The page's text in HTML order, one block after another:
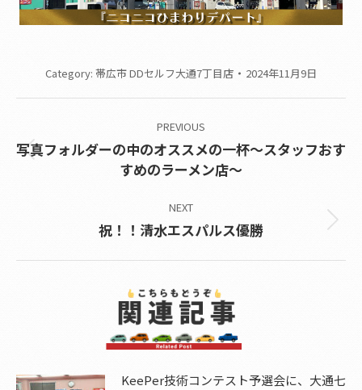
Category: 帯広市 DDセルフ大通7丁目店 2024年11月9日
PREVIOUS
Previous
post:
写真フォルダーの中のオススメの一杯～スタッフおす
すめのラーメン店～
NEXT
Next
祝！！清水エスパルス優勝
KeePer技術コンテスト予選会に、大通七